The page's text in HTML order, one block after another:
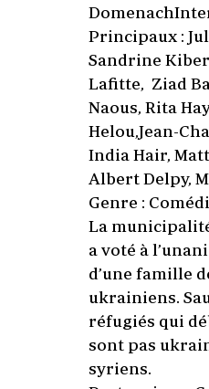
Principaux :
Sandrine
Lafitte, Ziad
Naous, Rita
Helou,Jean-
India Hair,
Albert Delpy,
Genre :
La
a voté à
d’une famille
ukrainiens.
réfugiés qui
sont pas
syriens.